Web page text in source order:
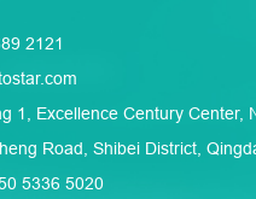
2121
1, Excellence Century Center,
Road, Shibei District,
5336 5020